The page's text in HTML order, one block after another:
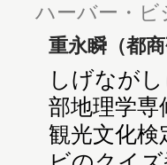
ハーバー・ビ
重永瞬（都商
しげながし
部地理学専
観光文化検